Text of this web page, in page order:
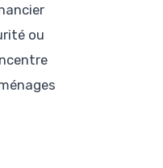
ou